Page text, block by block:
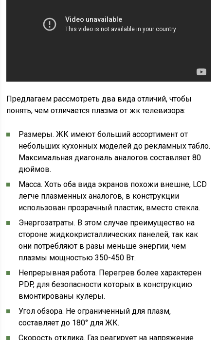
Предлагаем рассмотреть два вида отличий, чтобы
понять, чем отличается плазма от жк телевизора:
Размеры. ЖК имеют больший ассортимент от
небольших кухонных моделей до рекламных табло.
Максимальная диагональ аналогов составляет 80
дюймов.
Масса. Хоть оба вида экранов похожи внешне, LCD
легче плазменных аналогов, в конструкции
использован прозрачный пластик, вместо стекла.
Энергозатраты. В этом случае преимущество на
стороне жидкокристаллических панелей, так как
они потребляют в разы меньше энергии, чем
плазмы мощностью 350-450 Вт.
Непрерывная работа. Перегрев более характерен
PDP, для безопасности которых в конструкцию
вмонтированы кулеры.
Угол обзора. Не ограниченный для плазм,
составляет до 180° для ЖК.
Скорость отклика. Газ реагирует на напряжение